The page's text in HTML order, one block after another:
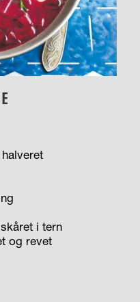
i tern
og revet